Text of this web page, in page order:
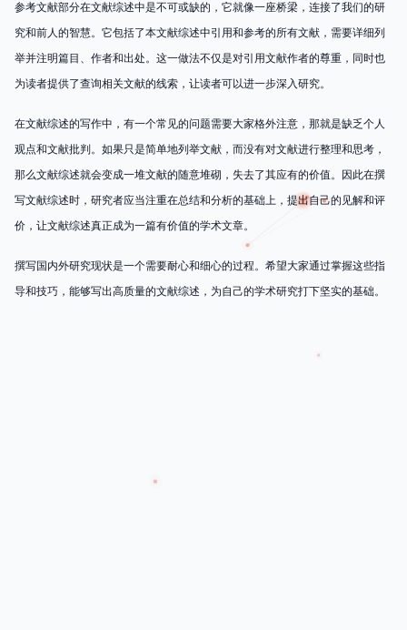
参考文献部分在文献综述中是不可或缺的，它就像一座桥梁，连接了我们的研
究和前人的智慧。它包括了本文献综述中引用和参考的所有文献，需要详细列
举并注明篇目、作者和出处。这一做法不仅是对引用文献作者的尊重，同时也
为读者提供了查询相关文献的线索，让读者可以进一步深入研究。
在文献综述的写作中，有一个常见的问题需要大家格外注意，那就是缺乏个人
观点和文献批判。如果只是简单地列举文献，而没有对文献进行整理和思考，
那么文献综述就会变成一堆文献的随意堆砌，失去了其应有的价值。因此在撰
写文献综述时，研究者应当注重在总结和分析的基础上，提出自己的见解和评
价，让文献综述真正成为一篇有价值的学术文章。
撰写国内外研究现状是一个需要耐心和细心的过程。希望大家通过掌握这些指
导和技巧，能够写出高质量的文献综述，为自己的学术研究打下坚实的基础。